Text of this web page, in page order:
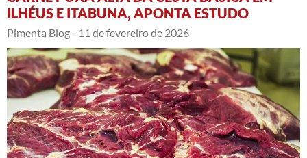
ILHÉUS E ITABUNA, APONTA ESTUDO
Pimenta Blog - 11 de fevereiro de 2026